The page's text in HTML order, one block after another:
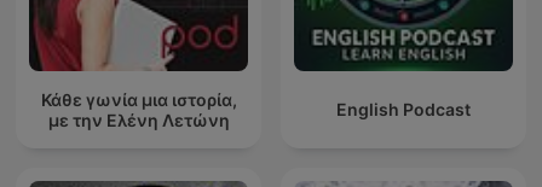
Κάθε γωνία μια ιστορία,
με την Ελένη Λετώνη
English Podcast